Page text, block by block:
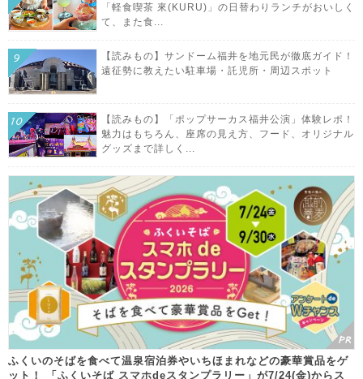
「軽食喫茶 來(KURU)」の日替わりランチがおいしく
て、また食...
【読みもの】サンドーム福井を地元民が徹底ガイド！
遠征勢に教えたい駐車場・託児所・周辺スポット
【読みもの】「ポップサーカス福井公演」体験レポ！
魅力はもちろん、座席の見え方、フード、オリジナル
グッズまで詳しく...
ふくいのそばを食べて温泉宿泊券やいちほまれなどの豪華賞品をゲ
ット！ 「ふくいそば スマホdeスタンプラリー」が7/24(金)からス